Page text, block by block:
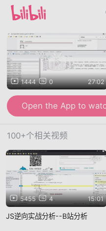
1444 0 27:02
Open the App to
100+个相关视频
5455 4 15:01
App
JS逆向实战分析--B站分析